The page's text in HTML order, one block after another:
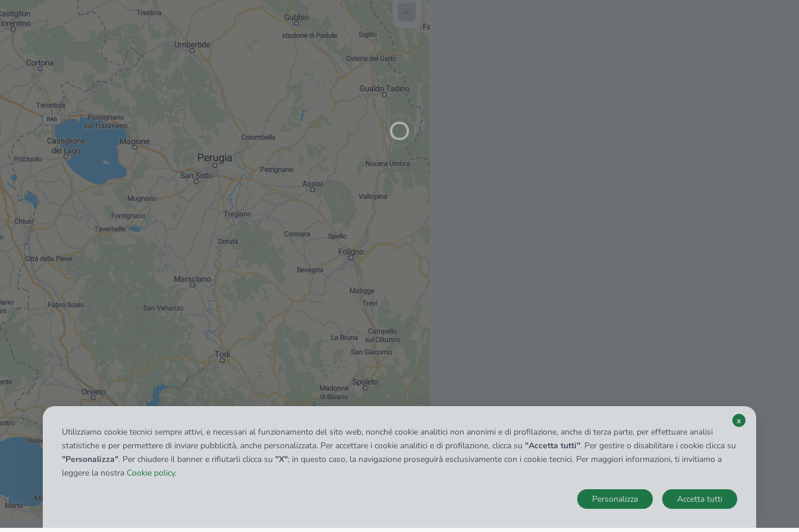
–
Mostra tutti gli immobili del riquadro
Utilizziamo cookie tecnici sempre attivi, e necessari al funzionamento del sito web, nonché cookie analitici non anonimi e di profilazione, anche di terza parte, per effettuare analisi
statistiche e per permettere di inviare pubblicità, anche personalizzata. Per accettare i cookie analitici e di profilazione, clicca su "Accetta tutti". Per gestire o disabilitare i cookie clicca su
"Personalizza". Per chiudere il banner e rifiutarli clicca su "X"; in questo caso, la navigazione proseguirà esclusivamente con i cookie tecnici. Per maggiori informazioni, ti invitiamo a
leggere la nostra Cookie policy.
x
Accetta tutti
Personalizza